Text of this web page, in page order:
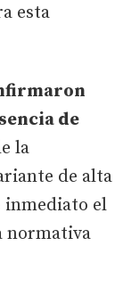
esta
de
la
de alta
inmediato el
normativa